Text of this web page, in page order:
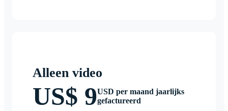
Alleen video
US$ 9USD per maand jaarlijks
gefactureerd